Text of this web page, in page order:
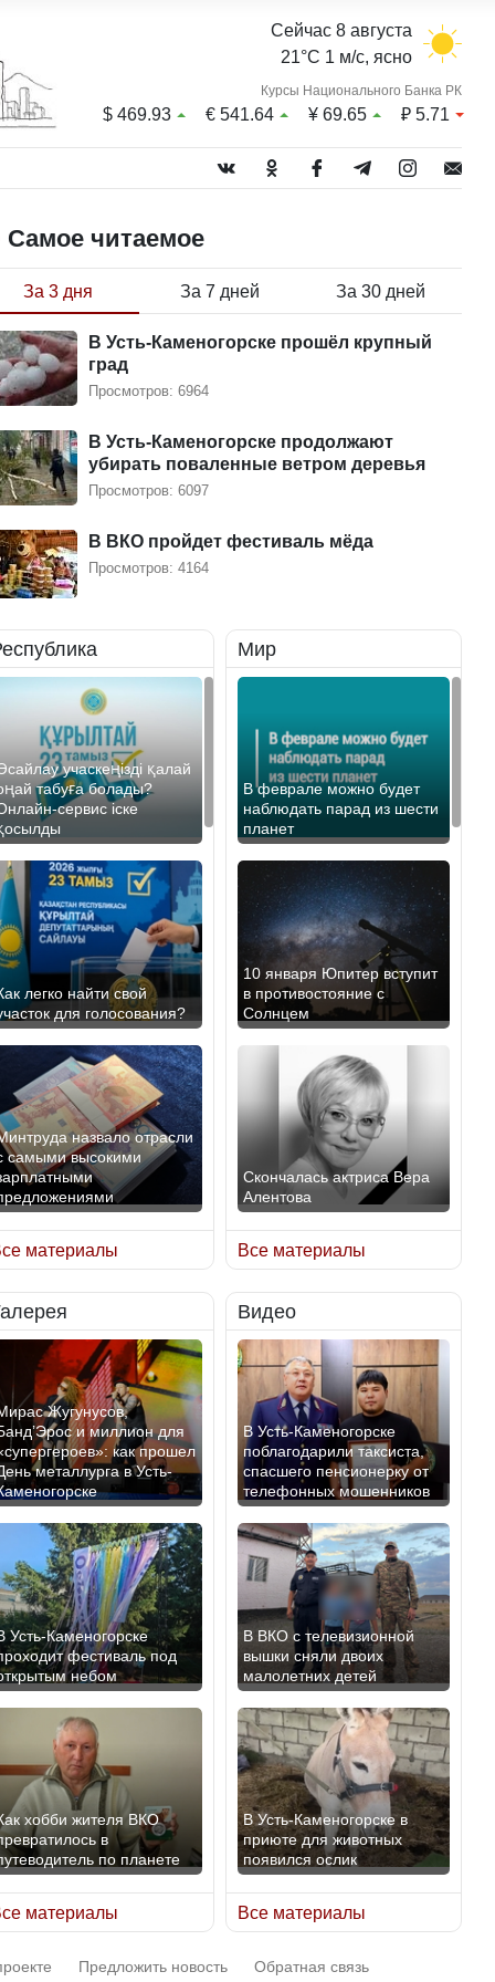
Сейчас 8 августа
21°C 1 м/с, ясно
Курсы Национального Банка РК
$469.93 €541.64 ¥69.65 ₽5.71
Самое читаемое
За 3 дня За 7 дней За 30 дней
В Усть-Каменогорске прошёл крупный
град
Просмотров: 6964
В Усть-Каменогорске продолжают
убирать поваленные ветром деревья
Просмотров: 6097
В ВКО пройдет фестиваль мёда
Просмотров: 4164
учаскеңізді қалай
табуға болады?
сервис іске
легко найти свой
для голосования?
назвало отрасли
самыми высокими
Искусственный интеллект
включили в
школьную программу
Казахстана
Казахстане стало проще
направления на
медицинские
обследования
Орталық Азия
елдері арасында әл-ауқат
индексінде көш бастады
возглавил
благополучия
стран Центральной
материалы
Мир
В феврале можно будет
наблюдать парад из шести
планет
10 января Юпитер вступит
в противостояние с
Солнцем
Скончалась актриса Вера
Алентова
В РФ вынесен заочный
приговор по уголовному
делу об убийстве Игоря
Талькова
В России введены
дополнительные
ограничения для
казахстанских прав
Трамп официально
вступил в должность
президента США
Луну признали объектом
культурного наследия,
находящегося под угрозой
исчезновения
Все материалы
Жугунусов,
и миллион для
как прошел
металлурга в Усть-
Усть-Каменогорске
фестиваль под
небом
хобби жителя ВКО
в
по планете
материалы
Видео
В Усть-Каменогорске
поблагодарили таксиста,
спасшего пенсионерку от
телефонных мошенников
В ВКО с телевизионной
вышки сняли двоих
малолетних детей
В Усть-Каменогорске в
приюте для животных
появился ослик
Все материалы
Предложить новость
Обратная связь